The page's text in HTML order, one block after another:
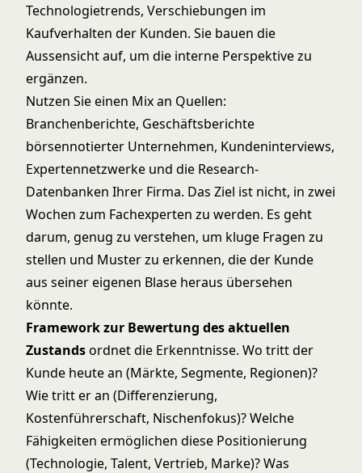
Technologietrends, Verschiebungen im
Kaufverhalten der Kunden. Sie bauen die
Aussensicht auf, um die interne Perspektive zu
ergänzen.
Nutzen Sie einen Mix an Quellen:
Branchenberichte, Geschäftsberichte
börsennotierter Unternehmen, Kundeninterviews,
Expertennetzwerke und die Research-
Datenbanken Ihrer Firma. Das Ziel ist nicht, in zwei
Wochen zum Fachexperten zu werden. Es geht
darum, genug zu verstehen, um kluge Fragen zu
stellen und Muster zu erkennen, die der Kunde
aus seiner eigenen Blase heraus übersehen
könnte.
Framework zur Bewertung des aktuellen
Zustandsordnet die Erkenntnisse. Wo tritt der
Kunde heute an (Märkte, Segmente, Regionen)?
Wie tritt er an (Differenzierung,
Kostenführerschaft, Nischenfokus)? Welche
Fähigkeiten ermöglichen diese Positionierung
(Technologie, Talent, Vertrieb, Marke)? Was